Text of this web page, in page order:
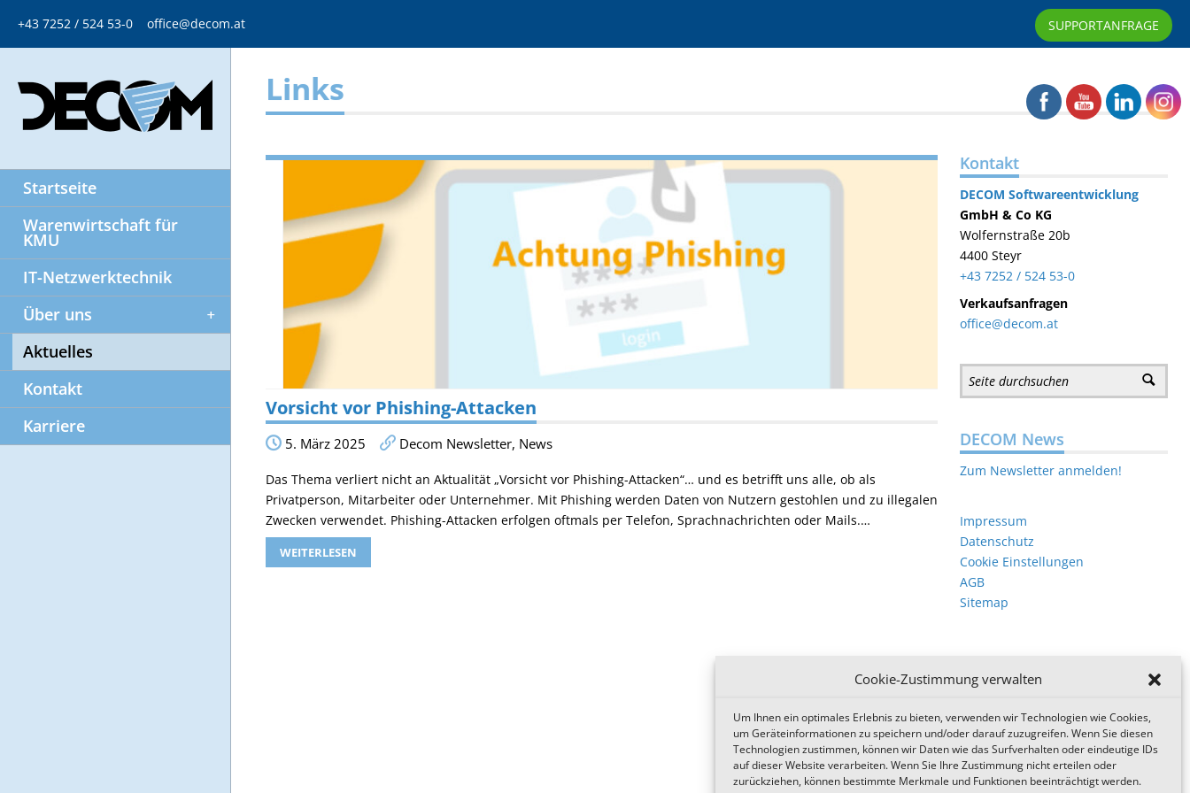
Cookie-Zustimmung verwalten
Um Ihnen ein optimales Erlebnis zu bieten, verwenden wir Technologien wie Cookies,
um Geräteinformationen zu speichern und/oder darauf zuzugreifen. Wenn Sie diesen
Technologien zustimmen, können wir Daten wie das Surfverhalten oder eindeutige IDs
auf dieser Website verarbeiten. Wenn Sie Ihre Zustimmung nicht erteilen oder
zurückziehen, können bestimmte Merkmale und Funktionen beeinträchtigt werden.
+43 7252 / 524 53-0 office@decom.at SUPPORTANFRAGE
Startseite
Warenwirtschaft für
KMU
IT-Netzwerktechnik
Über uns
Aktuelles
Kontakt
Karriere
Links
Vorsicht vor Phishing-Attacken
5. März 2025 Decom Newsletter, News
Das Thema verliert nicht an Aktualität „Vorsicht vor Phishing-Attacken“… und es betrifft uns alle, ob als
Privatperson, Mitarbeiter oder Unternehmer. Mit Phishing werden Daten von Nutzern gestohlen und zu illegalen
Zwecken verwendet. Phishing-Attacken erfolgen oftmals per Telefon, Sprachnachrichten oder Mails.…
WEITERLESEN
Kontakt
DECOM Softwareentwicklung
GmbH & Co KG
Wolfernstraße 20b
4400 Steyr
+43 7252 / 524 53-0
Verkaufsanfragen
office@decom.at
DECOM News
Zum Newsletter anmelden!
Impressum
Datenschutz
Cookie Einstellungen
AGB
Sitemap